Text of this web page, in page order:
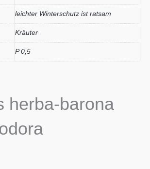
leichter Winterschutz ist ratsam
Kräuter
P 0,5
herba-barona